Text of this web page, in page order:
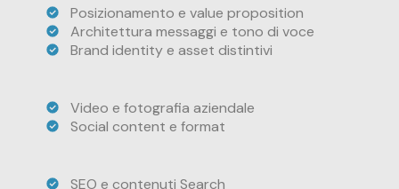
Posizionamento e value proposition
Architettura messaggi e tono di voce
Brand identity e asset distintivi
Video e fotografia aziendale
Social content e format
SEO e contenuti Search